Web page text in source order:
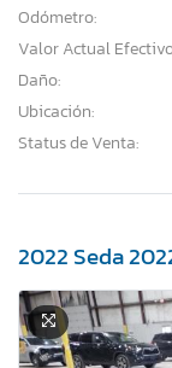
Odómetro:
Valor Actual
Daño:
Ubicación:
Status de Venta:
2022 Seda